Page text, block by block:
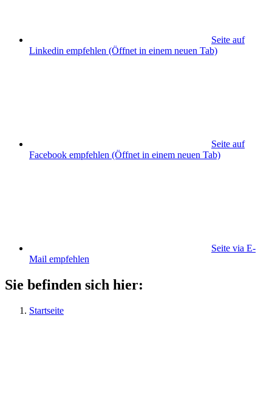
Seite auf
Linkedin empfehlen (Öffnet in einem neuen Tab)
Seite auf
Facebook empfehlen (Öffnet in einem neuen Tab)
Seite via E-
Mail empfehlen
Sie befinden sich hier:
Startseite